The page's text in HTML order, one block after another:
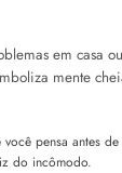
em casa
mente
pensa antes
do incômodo.